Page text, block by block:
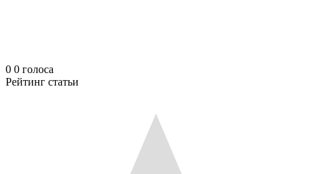
0 0 голоса
Рейтинг статьи